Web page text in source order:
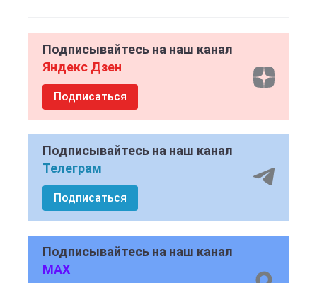
Подписывайтесь на наш канал
Яндекс Дзен
Подписаться
Подписывайтесь на наш канал
Телеграм
Подписаться
Подписывайтесь на наш канал
MAX